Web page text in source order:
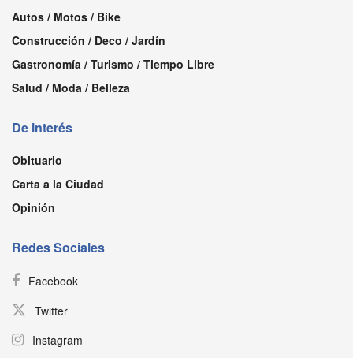
Autos / Motos / Bike
Construcción / Deco / Jardín
Gastronomía / Turismo / Tiempo Libre
Salud / Moda / Belleza
De interés
Obituario
Carta a la Ciudad
Opinión
Redes Sociales
Facebook
Twitter
Instagram